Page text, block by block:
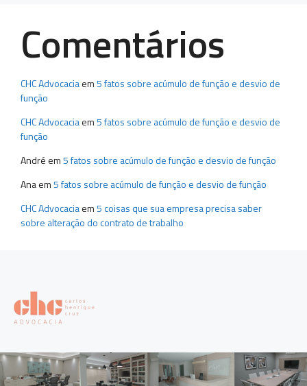
Comentários
CHC Advocaciaem5 fatos sobre acúmulo de função e desvio de
função
CHC Advocaciaem5 fatos sobre acúmulo de função e desvio de
função
André em5 fatos sobre acúmulo de função e desvio de função
Anaem5 fatos sobre acúmulo de função e desvio de função
CHC Advocaciaem5 coisas que sua empresa precisa saber
sobre alteração do contrato de trabalho